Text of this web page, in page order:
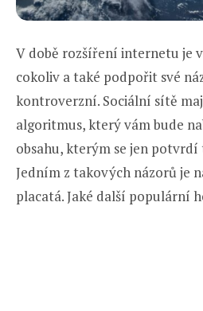
V době rozšíření internetu je
cokoliv a také podpořit své
kontroverzní. Sociální sítě
algoritmus, který vám bude
obsahu, kterým se jen potvrdí
Jedním z takových názorů je
placatá. Jaké další populární